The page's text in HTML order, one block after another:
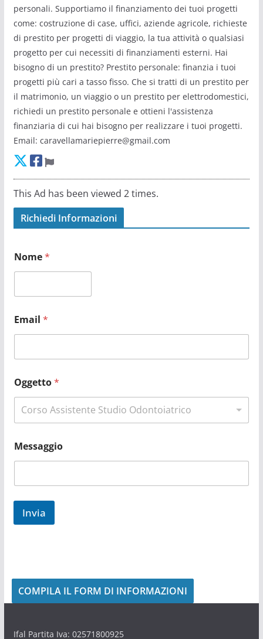
personali. Supportiamo il finanziamento dei tuoi progetti
come: costruzione di case, uffici, aziende agricole, richieste
di prestito per progetti di viaggio, la tua attività o qualsiasi
progetto per cui necessiti di finanziamenti esterni. Hai
bisogno di un prestito? Prestito personale: finanzia i tuoi
progetti più cari a tasso fisso. Che si tratti di un prestito per
il matrimonio, un viaggio o un prestito per elettrodomestici,
richiedi un prestito personale e ottieni l'assistenza
finanziaria di cui hai bisogno per realizzare i tuoi progetti.
Email: caravellamariepierre@gmail.com
This Ad has been viewed 2 times.
Richiedi Informazioni
e
s
a
g
i
o
*
Nome*
m
i
m
e
Email *
Oggetto*
Corso Assistente Studio Odontoiatrico
Messaggio
Invia
COMPILA IL FORM DI INFORMAZIONI
Ifal Partita Iva: 02571800925